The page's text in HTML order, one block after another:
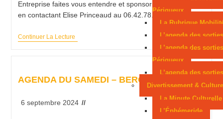
Périgueux
La Rubrique
L’agenda des
L’agenda des sorties
Périgueux
L’agenda des
Divertissement & Culture
La Minute Culturelle
L’Éphémeride
cités médiévales préférées des Français
Entreprise faites vous entendre et sponsorisez L'Agenda
en contactant Elise Princeaud au 06.42.78.75.20 !
Continuer La Lecture
AGENDA DU SAMEDI – BERGERAC
6 septembre 2024